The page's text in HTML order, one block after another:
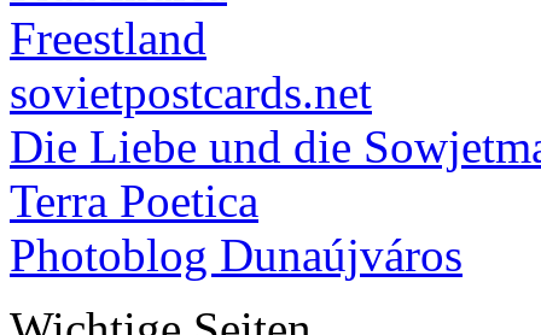
Freestland
sovietpostcards.net
Die Liebe und die
Terra Poetica
Photoblog Dunaújváros